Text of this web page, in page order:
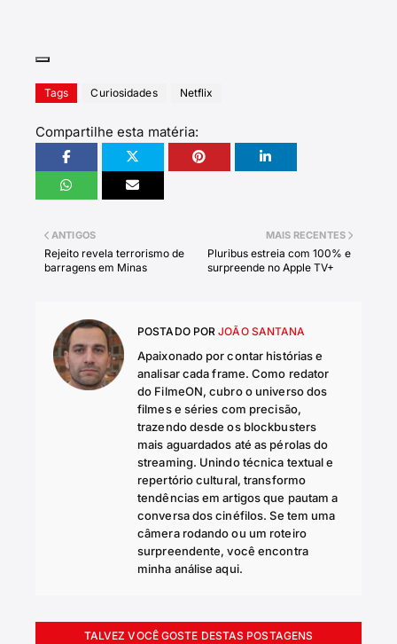
Tags Curiosidades Netflix
Compartilhe esta matéria:
MAIS RECENTES
Pluribus estreia com 100% e
surpreende no Apple TV+
ANTIGOS
Rejeito revela terrorismo de
barragens em Minas
POSTADO POR JOÃO SANTANA
Apaixonado por contar histórias e
analisar cada frame. Como redator
do FilmeON, cubro o universo dos
filmes e séries com precisão,
trazendo desde os blockbusters
mais aguardados até as pérolas do
streaming. Unindo técnica textual e
repertório cultural, transformo
tendências em artigos que pautam a
conversa dos cinéfilos. Se tem uma
câmera rodando ou um roteiro
surpreendente, você encontra
minha análise aqui.
TALVEZ VOCÊ GOSTE DESTAS POSTAGENS